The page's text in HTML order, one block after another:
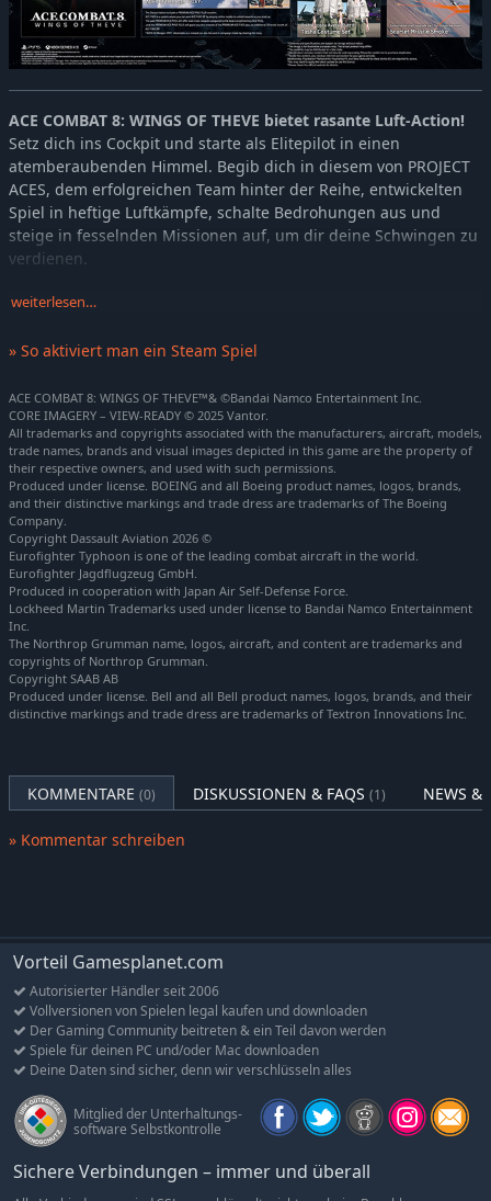
ACE COMBAT 8: WINGS OF THEVE bietet rasante Luft-Action!
Setz dich ins Cockpit und starte als Elitepilot in einen
atemberaubenden Himmel. Begib dich in diesem von PROJECT
ACES, dem erfolgreichen Team hinter der Reihe, entwickelten
Spiel in heftige Luftkämpfe, schalte Bedrohungen aus und
steige in fesselnden Missionen auf, um dir deine Schwingen zu
verdienen.
Luftkämpfe am lebensechten Himmel
mit dynamischen, mehrschichtigen Wolken, die die Wunder
rasanter Arcade-Luftkämpfe und beherrsche mit mächtigen
Waffen das Schlachtfeld.
Eine packende Reise vom Cockpit bis zum Boden
Neben dem Chaos in der Luft erzählen mitreißende Szenen aus
der Egoperspektive die Geschichte deines Piloten durch
fesselnde Zwischensequenzen. Erlebe die Last der
Verantwortung, das Gewicht deiner Entscheidungen und die
Bande, die im Kampf entstehen. Baue zwischen den Missionen
eine Beziehung zu euren Staffelmitgliedern auf, stelle dich
allen Widrigkeiten und erweise dich als wahres Ass.
Der größte Online-Modus der Reihe
ACE COMBAT ONLINE bietet das umfangreichste
Mehrspielererlebnis in der Geschichte der Reihe. Betritt die
erste Online-Lobby der Reihe und erkunde mit deinem
Mehrspielerkämpfe stürzt. Fliege Missionen mit Piloten aus der
ganzen Welt in einer Vielzahl von Modi wie Koop- und Cross-
weiterlesen…
» So aktiviert man ein Steam Spiel
ACE COMBAT 8: WINGS OF THEVE™& ©Bandai Namco Entertainment Inc.
CORE IMAGERY – VIEW-READY © 2025 Vantor.
All trademarks and copyrights associated with the manufacturers, aircraft, models,
trade names, brands and visual images depicted in this game are the property of
their respective owners, and used with such permissions.
Produced under license. BOEING and all Boeing product names, logos, brands,
and their distinctive markings and trade dress are trademarks of The Boeing
Company.
Copyright Dassault Aviation 2026 ©
Eurofighter Typhoon is one of the leading combat aircraft in the world.
Eurofighter Jagdflugzeug GmbH.
Produced in cooperation with Japan Air Self-Defense Force.
Lockheed Martin Trademarks used under license to Bandai Namco Entertainment
Inc.
The Northrop Grumman name, logos, aircraft, and content are trademarks and
copyrights of Northrop Grumman.
Copyright SAAB AB
Produced under license. Bell and all Bell product names, logos, brands, and their
distinctive markings and trade dress are trademarks of Textron Innovations Inc.
KOMMENTARE (0) DISKUSSIONEN & FAQS (1) NEWS &
» Kommentar schreiben
Vorteil Gamesplanet.com
Autorisierter Händler seit 2006
Vollversionen von Spielen legal kaufen und downloaden
Der Gaming Community beitreten & ein Teil davon werden
Spiele für deinen PC und/oder Mac downloaden
Deine Daten sind sicher, denn wir verschlüsseln alles
Mitglied der Unterhaltungs-
software Selbstkontrolle
Sichere Verbindungen – immer und überall